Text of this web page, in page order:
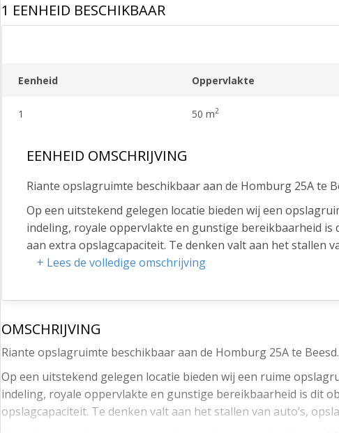
1 EENHEID BESCHIKBAAR
Eenheid Oppervlakte
1 50 m2
EENHEID OMSCHRIJVING
Riante opslagruimte beschikbaar aan de Homburg 25A te
Op een uitstekend gelegen locatie bieden wij een
indeling, royale oppervlakte en gunstige bereikbaarheid
aan extra opslagcapaciteit. Te denken valt aan het stallen
logistieke doeleinden.
ligging zijn steden als Utrecht, 's-Hertogenbosch en
wat zorgt voor een strategische ligging binnen Nederland.
Door deze centrale locatie vormt het object een
opererende bedrijven.
METRAGES (BVO)
Bedrijfsruimte begane grond: circa 50 m2
+ Lees de volledige omschrijving
OMSCHRIJVING
Riante opslagruimte beschikbaar aan de Homburg 25A te Beesd.
Op een uitstekend gelegen locatie bieden wij een ruime
indeling, royale oppervlakte en gunstige bereikbaarheid is dit
opslagcapaciteit. Te denken valt aan het stallen van auto’s,